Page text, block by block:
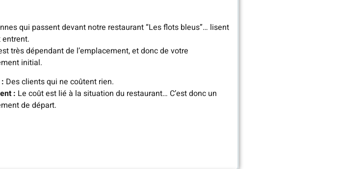
qui passent devant notre restaurant “Les flots bleus”… lisent
entrent.
très dépendant de l’emplacement, et donc de votre
initial.
Des clients qui ne coûtent rien.
: Le coût est lié à la situation du restaurant… C’est donc un
de départ.